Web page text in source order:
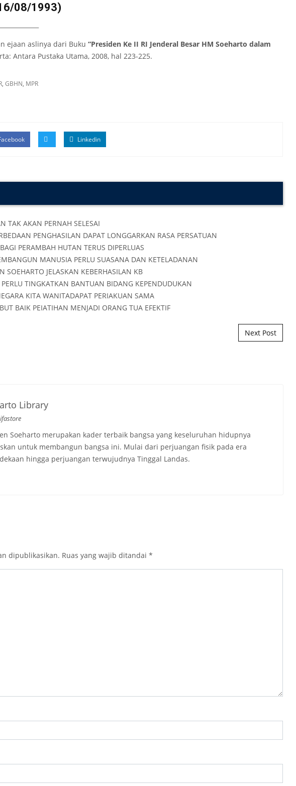
08/1993)
ejaan aslinya dari Buku “Presiden Ke II RI Jenderal Besar HM Soeharto dalam
Antara Pustaka Utama, 2008, hal 223-225.
, GBHN, MPR
Linkedin
Next Post
Library
Soeharto merupakan kader terbaik bangsa yang keseluruhan hidupnya
untuk membangun bangsa ini. Mulai dari perjuangan fisik pada era
hingga perjuangan terwujudnya Tinggal Landas.
dipublikasikan. Ruas yang wajib ditandai *